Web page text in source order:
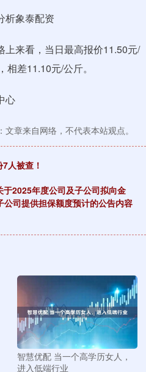
析象泰配资
上来看，当日最高报价11.50元/
差11.10元/公斤。
心
文章来自网络，不代表本站观点。
人被查！
2025年度公司及子公司拟向金
司提供担保额度预计的公告内容
智慧优配 当一个高学历女人，
进入低端行业